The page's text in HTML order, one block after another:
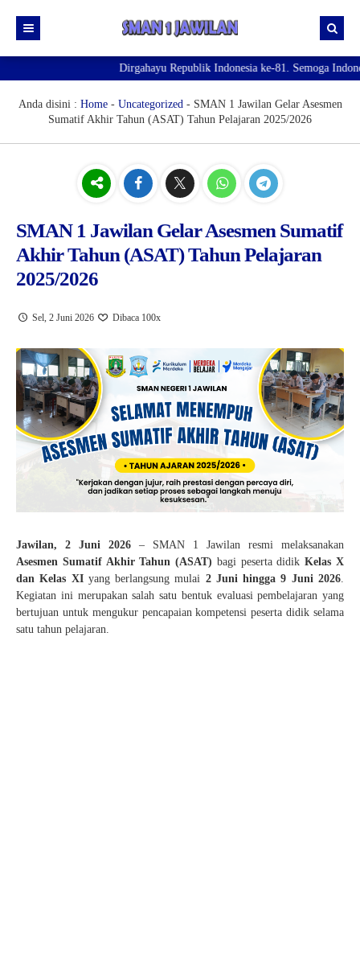
News
Sekolah
SEJARAH SINGKAT SMA NEGERI 1 JAWILAN
GTK
PERPUSTAKAAN
LABORATORIUM KOMPUTER
LABORATORIUM IPA
MUSHOLA
LAPANGAN OLAHRAGA
RUANG KESEHATAN
KEAMANAN
KANTIN
Intra & Ekstra Kulikuler
OSIS dan MPK
PRAMUKA
PASKIBRA
ROHIS.
PALANG MERAH REMAJA (PMR)
SENI
TAEKWONDO
KARATE
FUTSAL
KIrSTIK (Karya Ilmiah Remaja dan Jurnalistik)
SPMB 2026
PRA SPMB 2026
PENDAFTARAN SPMB DOMISILI LINGKUNGAN
HASIL SELEKSI DOMISILI LINGKUNGAN
PENDAFTARAN SPMB JALUR DOMISILI WILAYAH
HASIL SELEKSI DOMISILI WILAYAH
PENDAFTARAN SPMB JALUR AFIRMASI
HASIL SELEKSI AFIRMASI
PENDAFTARAN SPMB JALUR PRESTASI AKADEMIK
HASIL SELEKSI PRESTASI AKADEMIK
JUKNIS SPMB 2026
STPJM SPMB 2026
Download
Kontak
Pengumuman
Pengumuman Kelulusan Peserta Didik Kelas XII Tahun
Pelajaran 2025/2026
Dirgahayu Republik Indonesia ke-81. Semoga
Anda disini : Home- Uncategorized- SMAN 1 Jawilan Gelar Asesmen
Sumatif Akhir Tahun (ASAT) Tahun Pelajaran 2025/2026
SMAN 1 Jawilan Gelar Asesmen Sumatif
Akhir Tahun (ASAT) Tahun Pelajaran
2025/2026
Sel, 2 Juni 2026 Dibaca 100x
Jawilan, 2 Juni 2026 – SMAN 1 Jawilan resmi melaksanakan
Asesmen Sumatif Akhir Tahun (ASAT) bagi peserta didikKelas X
dan Kelas XIyang berlangsung mulai 2 Juni hingga 9 Juni 2026.
Kegiatan ini merupakan salah satu bentuk evaluasi pembelajaran yang
bertujuan untuk mengukur pencapaian kompetensi peserta didik selama
satu tahun pelajaran.